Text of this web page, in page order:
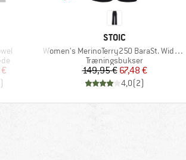
)
MÆRKE
STOIC
Artikel
Women's MerinoTerry250 BaraSt. Wide Pants
Produktgruppe
Træningsbukser
Pris
149,95 €Nedsat pris
67,48 €
4,0(2)